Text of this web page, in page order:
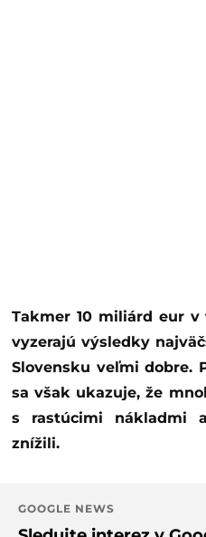
Takmer 10 miliárd eur v tržbách. Na prvý pohľad
vyzerajú výsledky
Slovensku veľmi dobre.
sa však ukazuje, že
s rastúcimi nákladmi
znížili.
GOOGLE NEWS